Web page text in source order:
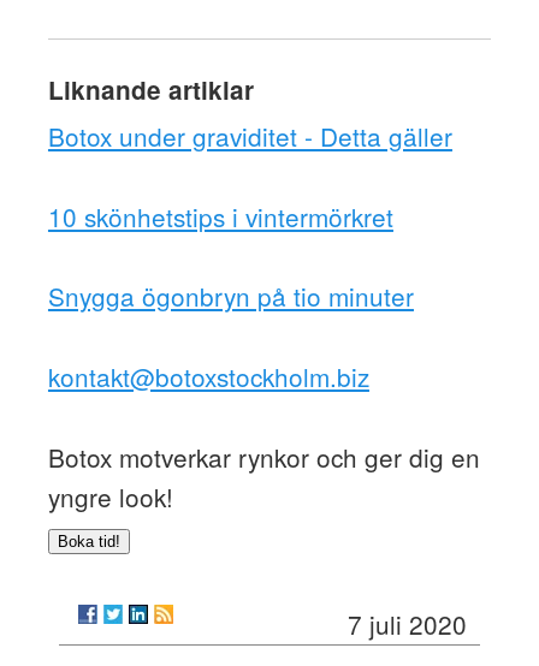
Liknande artiklar
Botox under graviditet - Detta gäller
10 skönhetstips i vintermörkret
Snygga ögonbryn på tio minuter
kontakt@botoxstockholm.biz
Botox motverkar rynkor och ger dig en
yngre look!
Boka tid!
7 juli 2020